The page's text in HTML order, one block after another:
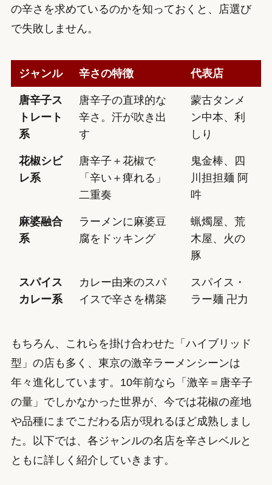
の辛さを求めているのかを知っておくと、店選び
で失敗しません。
ジャンル 辛さの特徴 代表店
唐辛子ス
トレート
系
唐辛子の直球的な
辛さ。汗が吹き出
す
蒙古タンメ
ン中本、利
しり
花椒シビ
レ系
唐辛子＋花椒で
「辛い＋痺れる」
二重奏
鬼金棒、四
川担担麺 阿
吽
麻婆融合
系
ラーメンに麻婆豆
腐をドッキング
蝋燭屋、荒
木屋、火の
豚
スパイス
カレー系
カレー由来のスパ
イスで辛さを構築
スパイス・
ラー麺 卍力
もちろん、これらを掛け合わせた「ハイブリッド
型」の店も多く、東京の激辛ラーメンシーンは
年々進化しています。10年前なら「激辛＝唐辛子
の量」でしかなかった世界が、今では花椒の産地
や品種にまでこだわる店が現れるほど成熟しまし
た。以下では、各ジャンルの名店を辛さレベルと
ともに詳しく紹介していきます。